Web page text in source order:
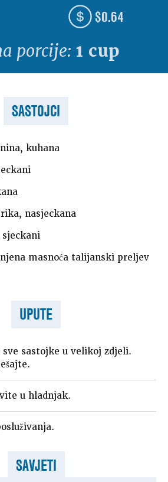
$0.64
porcije: 1 cup
SASTOJCI
kuhana
nasjeckana
masnoća talijanski preljev
UPUTE
sastojke u velikoj zdjeli.
u hladnjak.
SAVJETI